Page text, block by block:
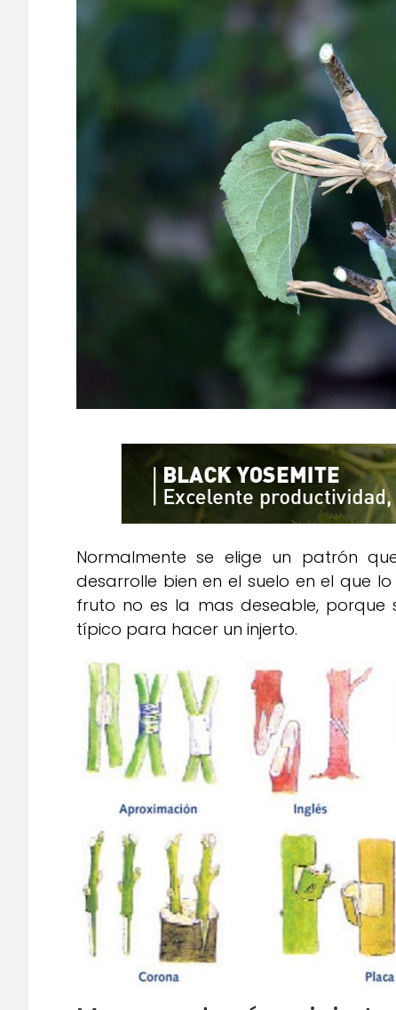
Normalmente se elige un patrón
desarrolle bien en el suelo en el que
fruto no es la mas deseable,
típico para hacer un injerto.